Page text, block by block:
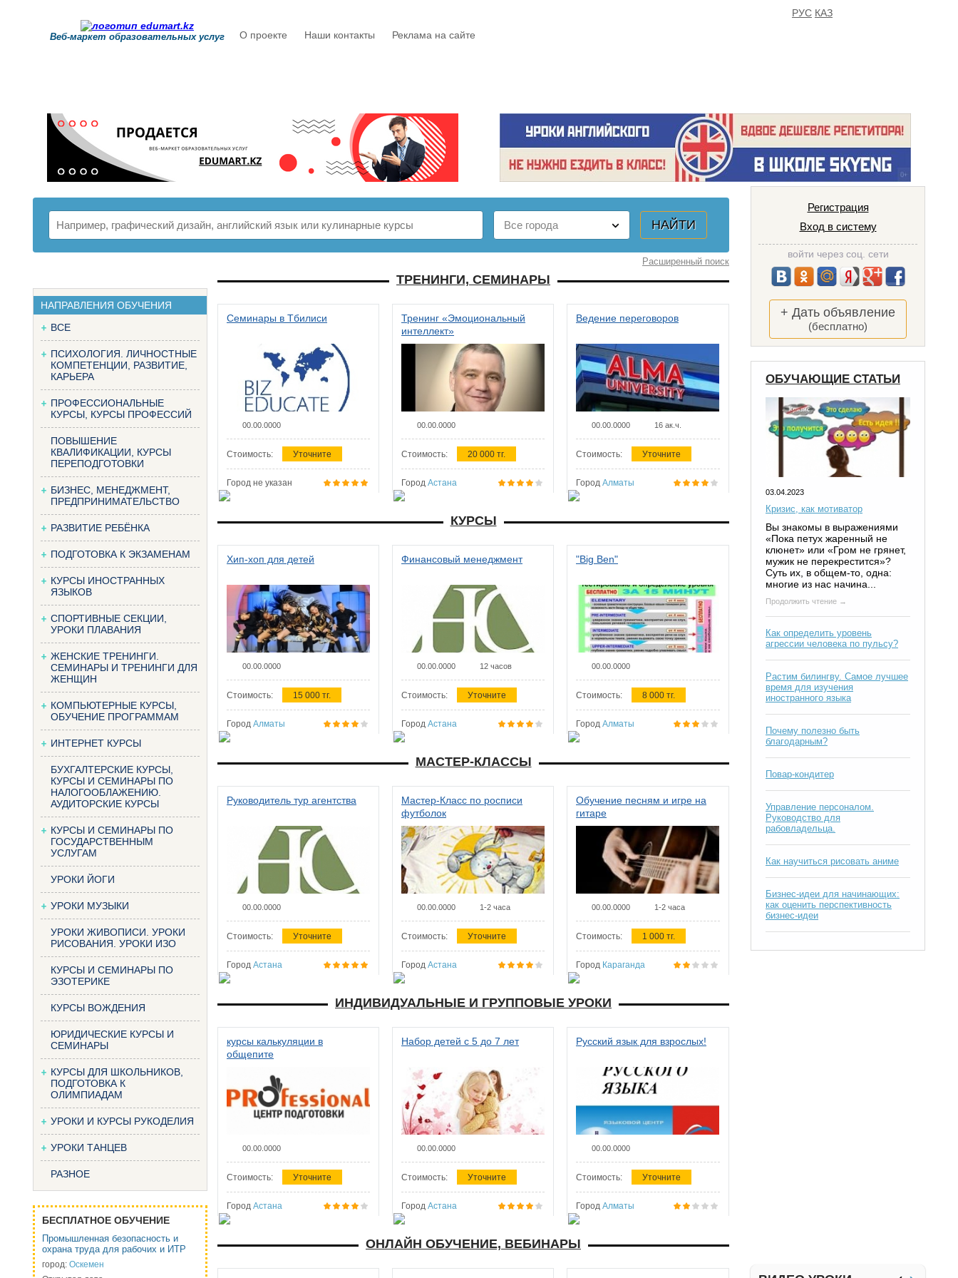
Веб-маркет образовательных услуг О проекте Наши контакты Реклама на сайте
РУС КАЗ
Расширенный поиск
НАПРАВЛЕНИЯ ОБУЧЕНИЯ
ВСЕ
ПСИХОЛОГИЯ. ЛИЧНОСТНЫЕ
КОМПЕТЕНЦИИ, РАЗВИТИЕ,
КАРЬЕРА
ПРОФЕССИОНАЛЬНЫЕ
КУРСЫ, КУРСЫ ПРОФЕССИЙ
ПОВЫШЕНИЕ
КВАЛИФИКАЦИИ, КУРСЫ
ПЕРЕПОДГОТОВКИ
БИЗНЕС, МЕНЕДЖМЕНТ,
ПРЕДПРИНИМАТЕЛЬСТВО
РАЗВИТИЕ РЕБЁНКА
ПОДГОТОВКА К ЭКЗАМЕНАМ
КУРСЫ ИНОСТРАННЫХ
ЯЗЫКОВ
СПОРТИВНЫЕ СЕКЦИИ,
УРОКИ ПЛАВАНИЯ
ЖЕНСКИЕ ТРЕНИНГИ.
СЕМИНАРЫ И ТРЕНИНГИ ДЛЯ
ЖЕНЩИН
КОМПЬЮТЕРНЫЕ КУРСЫ,
ОБУЧЕНИЕ ПРОГРАММАМ
ИНТЕРНЕТ КУРСЫ
БУХГАЛТЕРСКИЕ КУРСЫ,
КУРСЫ И СЕМИНАРЫ ПО
НАЛОГООБЛАЖЕНИЮ.
АУДИТОРСКИЕ КУРСЫ
КУРСЫ И СЕМИНАРЫ ПО
ГОСУДАРСТВЕННЫМ
УСЛУГАМ
УРОКИ ЙОГИ
УРОКИ МУЗЫКИ
УРОКИ ЖИВОПИСИ. УРОКИ
РИСОВАНИЯ. УРОКИ ИЗО
КУРСЫ И СЕМИНАРЫ ПО
ЭЗОТЕРИКЕ
КУРСЫ ВОЖДЕНИЯ
ЮРИДИЧЕСКИЕ КУРСЫ И
СЕМИНАРЫ
КУРСЫ ДЛЯ ШКОЛЬНИКОВ,
ПОДГОТОВКА К
ОЛИМПИАДАМ
УРОКИ И КУРСЫ РУКОДЕЛИЯ
УРОКИ ТАНЦЕВ
РАЗНОЕ
БЕСПЛАТНОЕ ОБУЧЕНИЕ
Промышленная безопасность и
охрана труда для рабочих и ИТР
город: Оскемен
ТРЕНИНГИ, СЕМИНАРЫ
Семинары в Тбилиси
00.00.0000
Стоимость: Уточните
Город не указан
Тренинг «Эмоциональный
интеллект»
00.00.0000
Стоимость: 20 000 тг.
Город Астана
Ведение переговоров
00.00.0000 16 ак.ч.
Стоимость: Уточните
Город Алматы
КУРСЫ
Хип-хоп для детей
00.00.0000
Стоимость: 15 000 тг.
Город Алматы
Финансовый менеджмент
00.00.0000 12 часов
Стоимость: Уточните
Город Астана
"Big Ben"
00.00.0000
Стоимость: 8 000 тг.
Город Алматы
МАСТЕР-КЛАССЫ
Руководитель тур агентства
00.00.0000
Стоимость: Уточните
Город Астана
Мастер-Класс по росписи
футболок
00.00.0000 1-2 часа
Стоимость: Уточните
Город Астана
Обучение песням и игре на
гитаре
00.00.0000 1-2 часа
Стоимость: 1 000 тг.
Город Караганда
ИНДИВИДУАЛЬНЫЕ И ГРУППОВЫЕ УРОКИ
курсы калькуляции в
общепите
00.00.0000
Стоимость: Уточните
Город Астана
Набор детей с 5 до 7 лет
00.00.0000
Стоимость: Уточните
Город Астана
Русский язык для взрослых!
00.00.0000
Стоимость: Уточните
Город Алматы
ОНЛАЙН ОБУЧЕНИЕ, ВЕБИНАРЫ
Регистрация
Вход в систему
войти через соц. сети
+ Дать объявление
(бесплатно)
ОБУЧАЮЩИЕ СТАТЬИ
03.04.2023
Кризис, как мотиватор
Вы знакомы в выражениями
«Пока петух жаренный не
клюнет» или «Гром не грянет,
мужик не перекрестится»?
Суть их, в общем-то, одна:
многие из нас начина...
Продолжить чтение →
Как определить уровень
агрессии человека по пульсу?
Растим билингву. Самое лучшее
время для изучения
иностранного языка
Почему полезно быть
благодарным?
Повар-кондитер
Управление персоналом.
Руководство для
рабовладельца.
Как научиться рисовать аниме
Бизнес-идеи для начинающих:
как оценить перспективность
бизнес-идеи